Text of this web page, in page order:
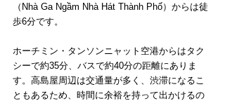
（Nhà Ga Ngầm Nhà Hát Thành Phố）からは徒
歩6分です。
ホーチミン・タンソンニャット空港からはタク
シーで約35分、バスで約40分の距離にありま
す。高島屋周辺は交通量が多く、渋滞になるこ
ともあるため、時間に余裕を持って出かけるの